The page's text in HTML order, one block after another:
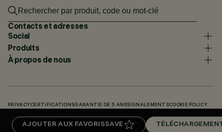
AJOUTER AUX FAVORISSAVE
Contacts et adresses
Social
Produits
À propos de nous
PRIVACY CERTIFICATIONSGARANTIE DE 5 ANSSIGNALEMENTSCOOKIE POLICY
TÉLÉCHARGEMENTS